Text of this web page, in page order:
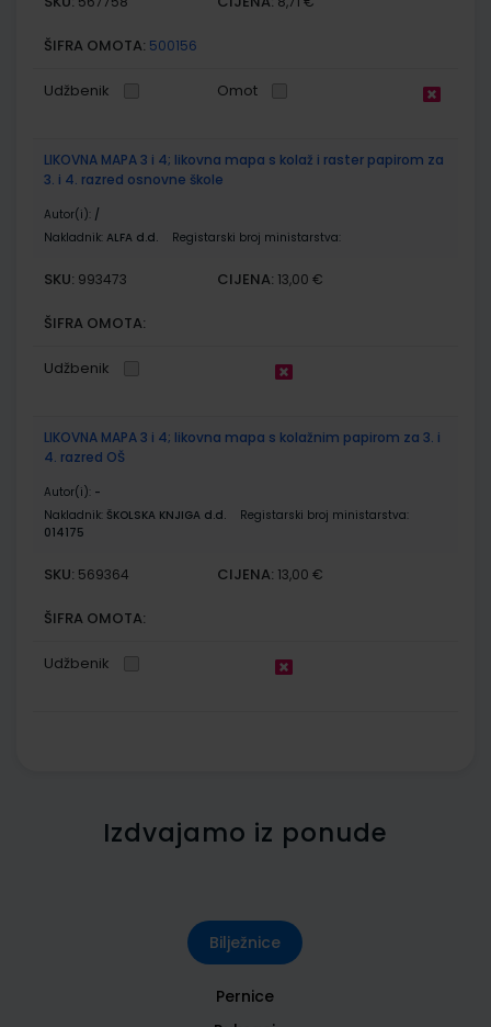
ŠIFRA OMOTA: 500156
Udžbenik Omot
LIKOVNA MAPA 3 i 4; likovna mapa s kolaž i raster papirom za
3. i 4. razred osnovne škole
Autor(i): /
Nakladnik: ALFA d.d. Registarski broj ministarstva:
SKU: 993473 CIJENA: 13,00 €
ŠIFRA OMOTA:
Udžbenik
LIKOVNA MAPA 3 i 4; likovna mapa s kolažnim papirom za 3. i
4. razred OŠ
Autor(i): -
Nakladnik: ŠKOLSKA KNJIGA d.d.
Registarski broj ministarstva:
014175
SKU: 569364 CIJENA: 13,00 €
ŠIFRA OMOTA:
Udžbenik
Izdvajamo iz ponude
Bilježnice
Pernice